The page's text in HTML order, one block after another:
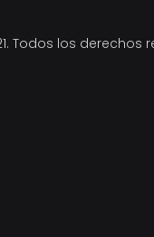
Todos los derechos